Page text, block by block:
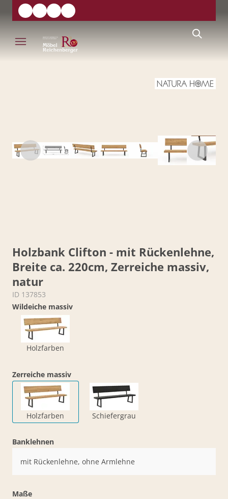
Holzbank Clifton - mit Rückenlehne,
Breite ca. 220cm, Zerreiche massiv,
natur
ID 137853
Wildeiche massiv
Holzfarben
Zerreiche massiv
Holzfarben Schiefergrau
Banklehnen
mit Rückenlehne, ohne Armlehne
Maße